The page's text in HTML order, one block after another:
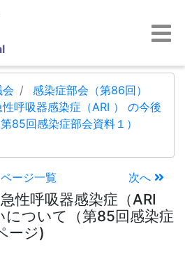
感染症部会（第86回）
性呼吸器感染症（ARI ） の今後
85回感染症部会資料１）
ページ一覧 次へ
性呼吸器感染症（ARI
について（第85回感染症
ージ)